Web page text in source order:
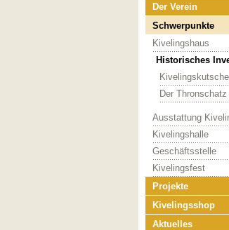
Der Verein
Schwerpunkte
Kivelingshaus
Historisches
Kivelingskutsche
Der Thronschatz
Ausstattung
Kivelingshalle
Geschäftsstelle
Kivelingsfest
Projekte
Kivelingsshop
Aktuelles